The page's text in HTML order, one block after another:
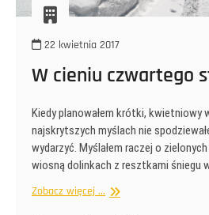
22 kwietnia 2017
W cieniu czwartego
Kiedy planowałem krótki, kwietniowy
najskrytszych myślach nie
wydarzyć. Myślałem raczej o
wiosną dolinkach z resztkami śniegu
Zobacz więcej ... W